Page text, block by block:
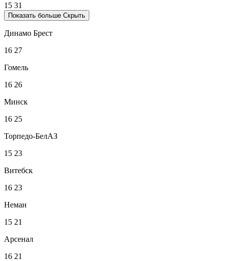
15 31
Показать больше Скрыть
Динамо Брест
16 27
Гомель
16 26
Минск
16 25
Торпедо-БелАЗ
15 23
Витебск
16 23
Неман
15 21
Арсенал
16 21